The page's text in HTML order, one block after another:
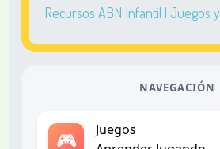
Recursos ABN Infantil | Juegos
NAVEGACIÓN
🎮
Juegos